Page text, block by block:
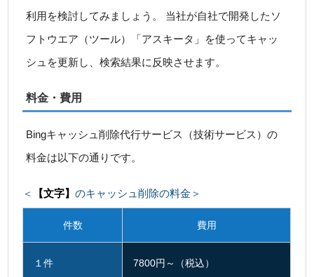
利用を検討してみましょう。 当社が自社で開発したソ
フトウエア（ツール）「アスキータ」を使ってキャッ
シュを更新し、検索結果に反映させます。
料金・費用
Bingキャッシュ削除代行サービス（技術サービス）の
料金は以下の通りです。
＜ 【文字】のキャッシュ削除の料金＞
件数 費用
１件 7800円～（税込）